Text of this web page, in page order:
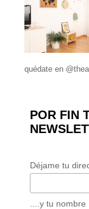
quédate en
POR FIN
Déjame tu
....y tu nombre